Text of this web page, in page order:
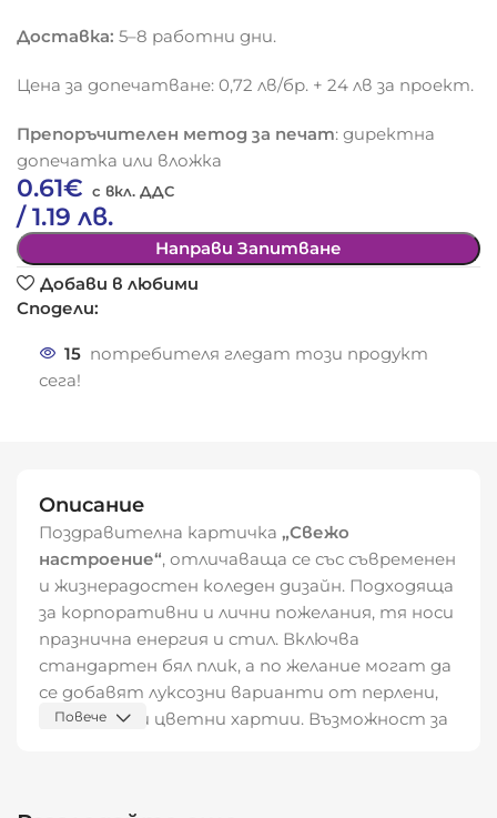
Доставка: 5–8 работни дни.
Цена за допечатване: 0,72 лв/бр. + 24 лв за проект.
Препоръчителен метод за печат: директна
допечатка или вложка
0.61€
/ 1.19 лв.
Направи Запитване
Добави в любими
Сподели:
15 потребителя гледат този продукт
сега!
Описание
Поздравителна картичка „Свежо
настроение“, отличаваща се със съвременен
и жизнерадостен коледен дизайн. Подходяща
за корпоративни и лични пожелания, тя носи
празнична енергия и стил. Включва
стандартен бял плик, а по желание могат да
се добавят луксозни варианти от перлени,
релефни или цветни хартии. Възможност за
Повече